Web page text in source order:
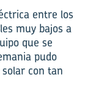
entre los
muy bajos a
que se
pudo
con tan